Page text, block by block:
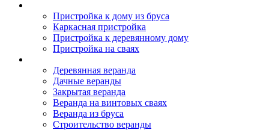
Пристройка к дому из бруса
Каркасная пристройка
Пристройка к деревянному дому
Пристройка на сваях
Деревянная веранда
Дачные веранды
Закрытая веранда
Веранда на винтовых сваях
Веранда из бруса
Строительство веранды